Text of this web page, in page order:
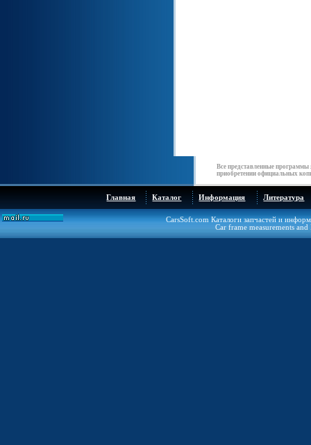
Все представленные
приобретении официальных
Главная Каталог Информация Литература
CarsSoft.com Каталоги запчастей и
Car frame measurements